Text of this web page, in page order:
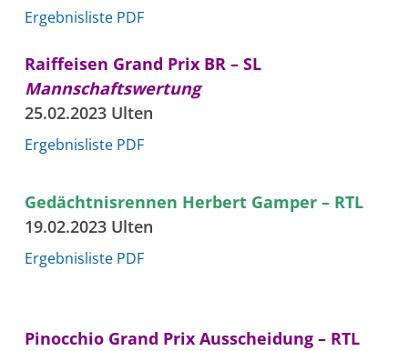
Ergebnisliste PDF
Raiffeisen Grand Prix BR – SL
Mannschaftswertung
25.02.2023 Ulten
Ergebnisliste PDF
Gedächtnisrennen Herbert Gamper – RTL
19.02.2023 Ulten
Ergebnisliste PDF
Pinocchio Grand Prix Ausscheidung – RTL